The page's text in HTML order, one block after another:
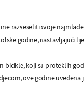
razveseliti svoje
godine, nastavljajući
bicikle, koji su proteklih
ove godine uvedena